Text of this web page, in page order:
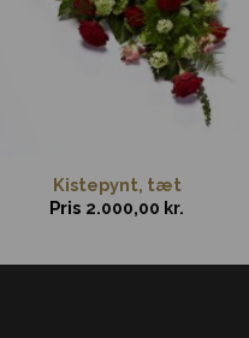
Kistepynt, tæt
Pris 2.000,00 kr.